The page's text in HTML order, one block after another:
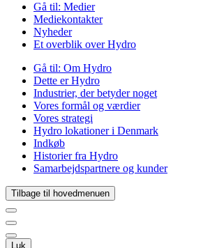
Gå til: Medier
Mediekontakter
Nyheder
Et overblik over Hydro
Gå til: Om Hydro
Dette er Hydro
Industrier, der betyder noget
Vores formål og værdier
Vores strategi
Hydro lokationer i Denmark
Indkøb
Historier fra Hydro
Samarbejdspartnere og kunder
Tilbage til hovedmenuen
Luk